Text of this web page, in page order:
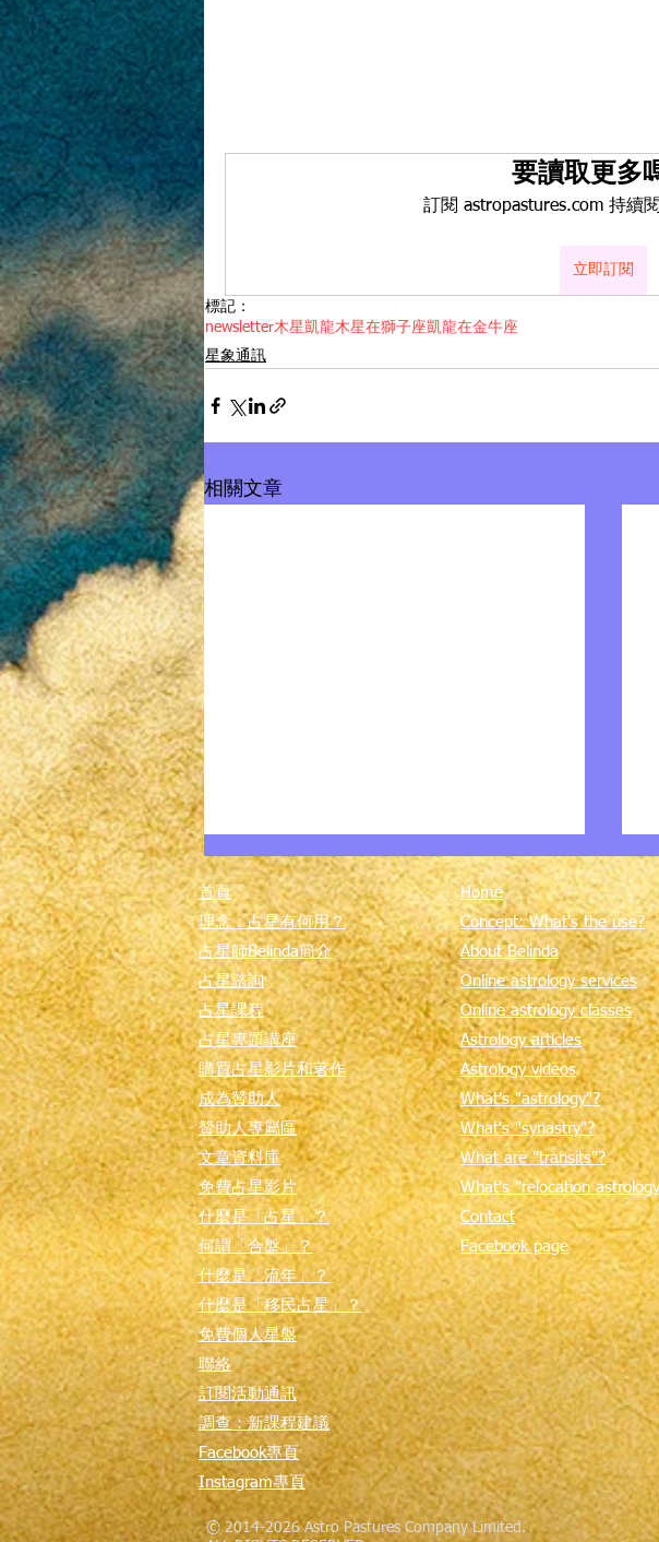
要讀取更多
訂閱 astropastures.com 持續
立即訂閱
標記：
newsletter木星凱龍木星在獅子座凱龍在金牛座
星象通訊
相關文章
從星象大棋局看「土海合相」
首頁
理念：占星有何用？
占星師Belinda簡介
占星諮詢
占星課程
占星專題講座
購買占星影片和著作
成為贊助人
贊助人專屬區
文章資料庫
免費占星影片
什麼是「占星」？
何謂「合盤」？
​什麼是「流年」？
​什麼是「移民占星」？
免費個人星盤
​聯絡
訂閱活動通訊
調查：新課程建議
Facebook專頁
Instagram專頁
Home
Concept: What's the use?
About Belinda
Online astrology services
Online astrology classes
Astrology articles
Astrology videos
What's "astrology"?
What's "synastry"?
What are "transits"?
​What's "relocation
Contact
Facebook page
© 2014-2026 Astro Pastures Company Limited.